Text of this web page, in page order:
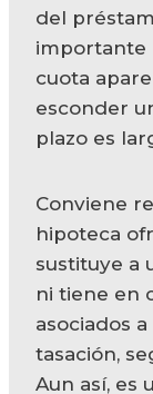
del
importante
cuota
esconder
plazo es
Conviene
hipoteca
sustituye a
ni tiene en
asociados
tasación,
Aun así, es